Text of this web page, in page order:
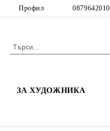
Профил 0879642010
ЗА ХУДОЖНИКА